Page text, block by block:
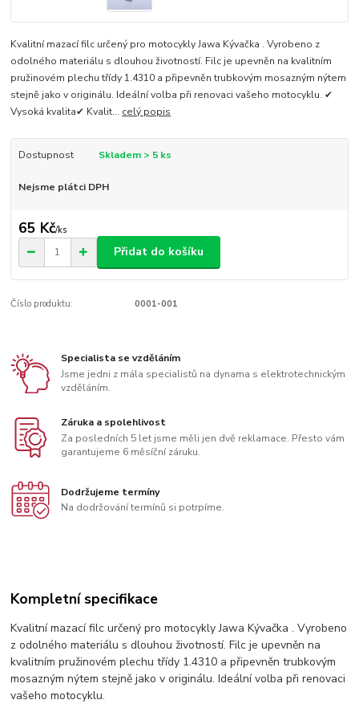
Kvalitní mazací filc určený pro motocykly Jawa Kývačka . Vyrobeno z
odolného materiálu s dlouhou životností. Filc je upevněn na kvalitním
pružinovém plechu třídy 1.4310 a připevněn trubkovým mosazným nýtem
stejně jako v originálu. Ideální volba při renovaci vašeho motocyklu. ✔
Vysoká kvalita✔ Kvalit... celý popis
Dostupnost Skladem > 5 ks
Nejsme plátci DPH
65 Kč/ks
Přidat do košíku
Číslo produktu: 0001-001
Specialista se vzděláním
Jsme jedni z mála specialistů na dynama s elektrotechnickým
vzděláním.
Záruka a spolehlivost
Za posledních 5 let jsme měli jen dvě reklamace. Přesto vám
garantujeme 6 měsíční záruku.
Dodržujeme termíny
Na dodržování termínů si potrpíme.
Kompletní specifikace
Kvalitní mazací filc určený pro motocykly Jawa Kývačka . Vyrobeno
z odolného materiálu s dlouhou životností. Filc je upevněn na
kvalitním pružinovém plechu třídy 1.4310 a připevněn trubkovým
mosazným nýtem stejně jako v originálu. Ideální volba při renovaci
vašeho motocyklu.